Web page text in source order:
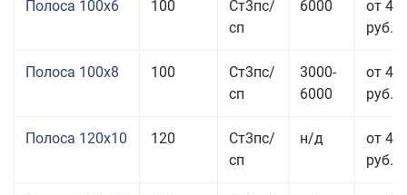
Полоса 100x6 100
Ст3пс/
сп
6000
от 46
руб.
Полоса 100x8 100
Ст3пс/
сп
3000-
6000
от 42
руб.
Полоса 120x10 120
Ст3пс/
сп
н/д
от 43
руб.